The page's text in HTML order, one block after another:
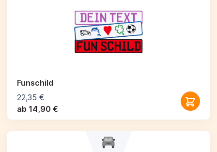
Funschild
22,35 €
ab 14,90 €